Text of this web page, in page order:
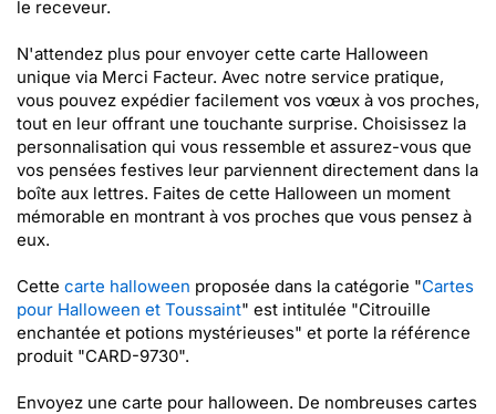
le receveur.
N'attendez plus pour envoyer cette carte Halloween
unique via Merci Facteur. Avec notre service pratique,
vous pouvez expédier facilement vos vœux à vos proches,
tout en leur offrant une touchante surprise. Choisissez la
personnalisation qui vous ressemble et assurez-vous que
vos pensées festives leur parviennent directement dans la
boîte aux lettres. Faites de cette Halloween un moment
mémorable en montrant à vos proches que vous pensez à
eux.
Cette carte halloween proposée dans la catégorie "Cartes
pour Halloween et Toussaint" est intitulée "Citrouille
enchantée et potions mystérieuses" et porte la référence
produit "CARD-9730".
Envoyez une carte pour halloween. De nombreuses cartes